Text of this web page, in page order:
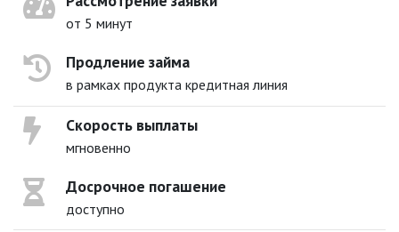
от 5 минут
Продление займа
в рамках продукта кредитная линия
Скорость выплаты
мгновенно
Досрочное погашение
доступно